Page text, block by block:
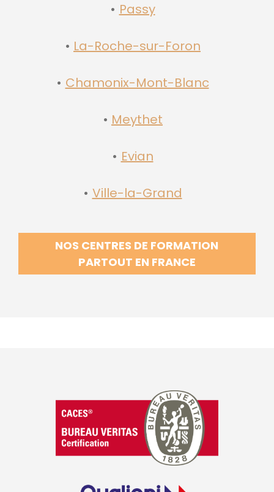
Passy
La-Roche-sur-Foron
Chamonix-Mont-Blanc
Meythet
Evian
Ville-la-Grand
NOS CENTRES DE FORMATION
PARTOUT EN FRANCE